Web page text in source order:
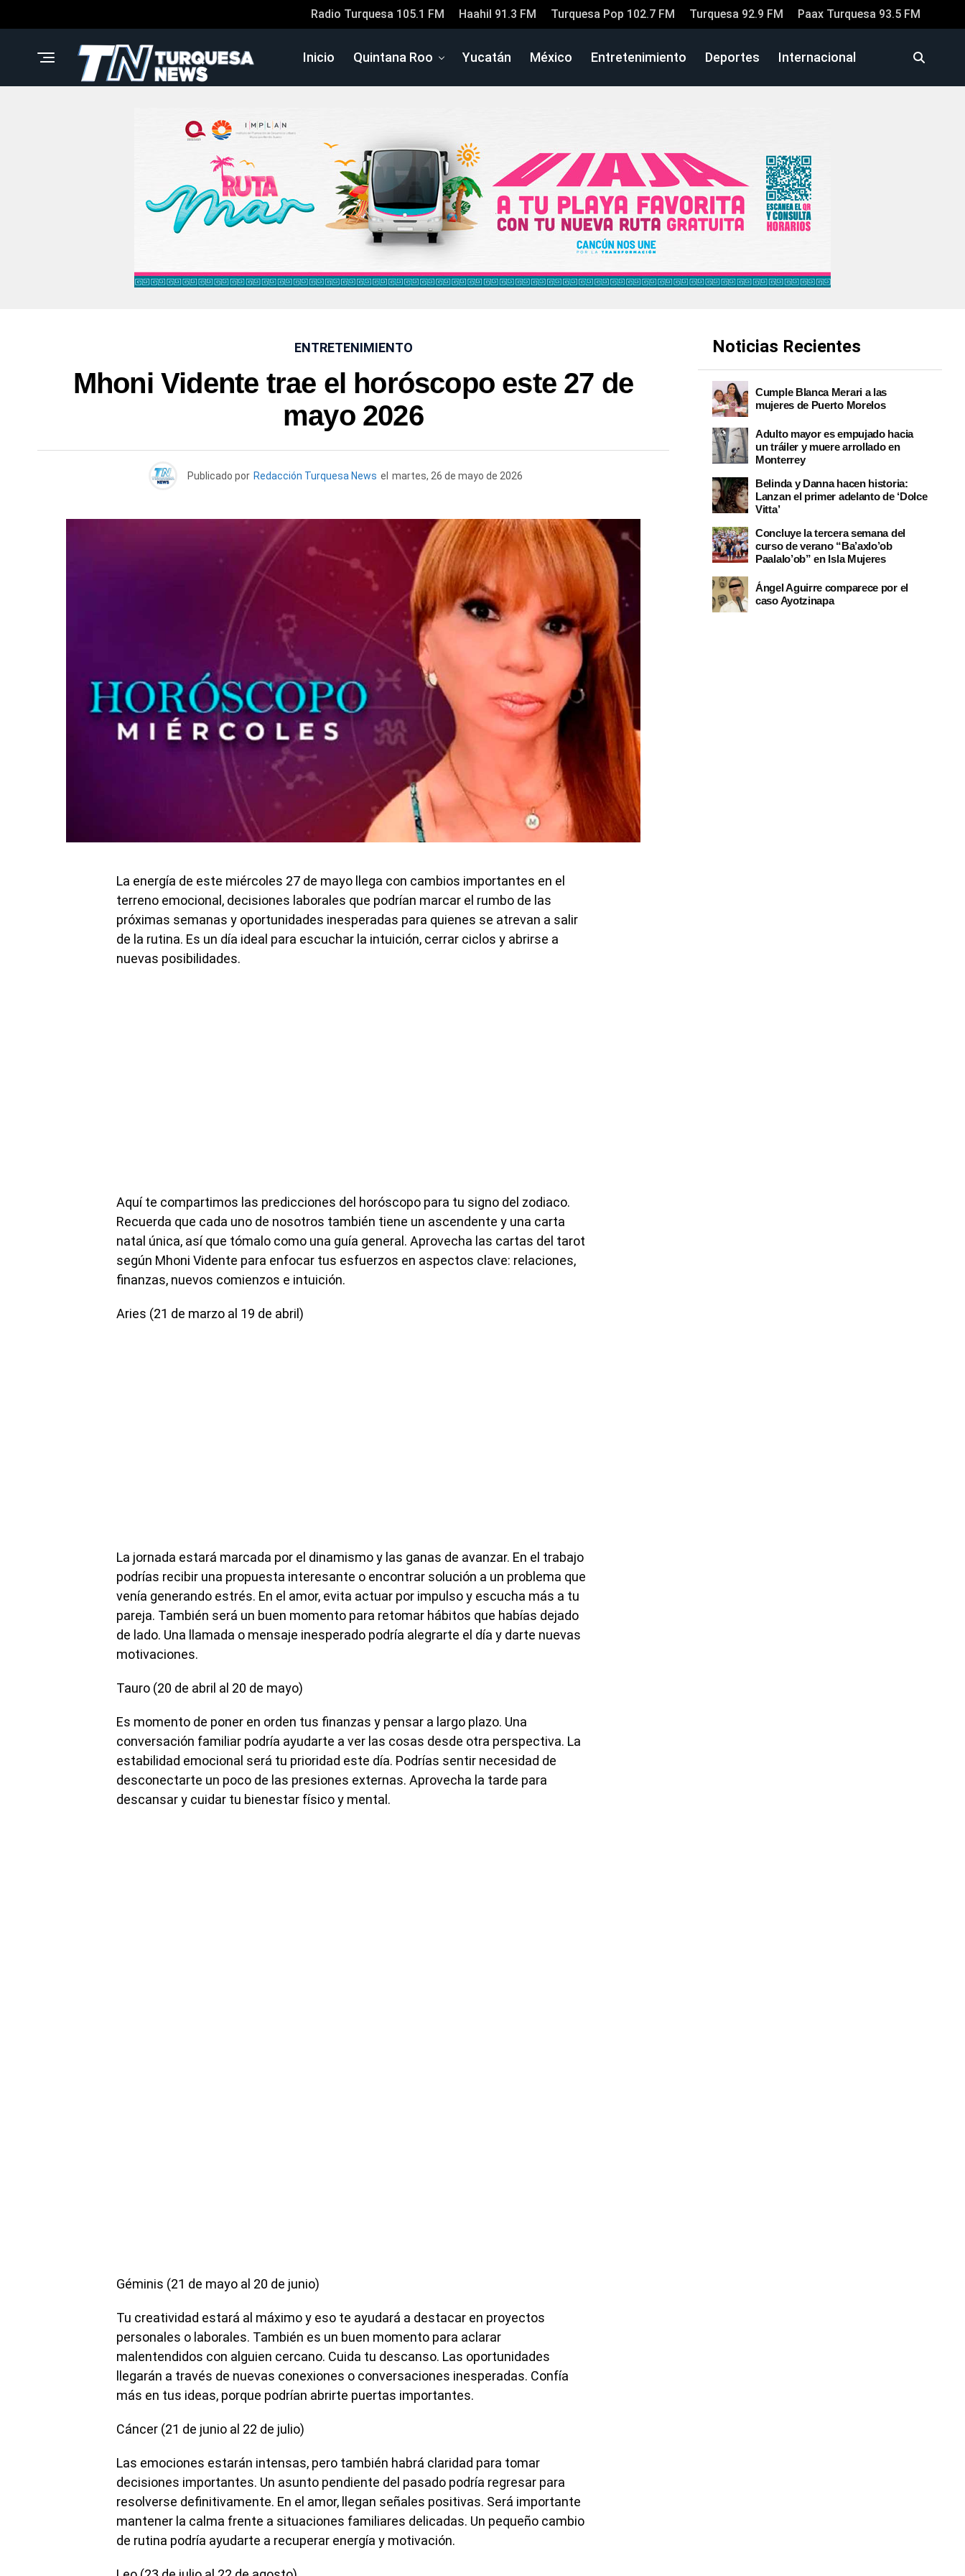
Radio Turquesa 105.1 FM Haahil 91.3 FM Turquesa Pop 102.7 FM Turquesa 92.9 FM Paax Turquesa 93.5 FM
Inicio Quintana Roo Yucatán México Entretenimiento Deportes Internacional
ENTRETENIMIENTO
Mhoni Vidente trae el horóscopo este 27 de
mayo 2026
Publicado por Redacción Turquesa News el martes, 26 de mayo de 2026
La energía de este miércoles 27 de mayo llega con cambios importantes en el
terreno emocional, decisiones laborales que podrían marcar el rumbo de las
próximas semanas y oportunidades inesperadas para quienes se atrevan a salir
de la rutina. Es un día ideal para escuchar la intuición, cerrar ciclos y abrirse a
nuevas posibilidades.
Aquí te compartimos las predicciones del horóscopo para tu signo del zodiaco.
Recuerda que cada uno de nosotros también tiene un ascendente y una carta
natal única, así que tómalo como una guía general. Aprovecha las cartas del tarot
según Mhoni Vidente para enfocar tus esfuerzos en aspectos clave: relaciones,
finanzas, nuevos comienzos e intuición.
Aries (21 de marzo al 19 de abril)
La jornada estará marcada por el dinamismo y las ganas de avanzar. En el trabajo
podrías recibir una propuesta interesante o encontrar solución a un problema que
venía generando estrés. En el amor, evita actuar por impulso y escucha más a tu
pareja. También será un buen momento para retomar hábitos que habías dejado
de lado. Una llamada o mensaje inesperado podría alegrarte el día y darte nuevas
motivaciones.
Tauro (20 de abril al 20 de mayo)
Es momento de poner en orden tus finanzas y pensar a largo plazo. Una
conversación familiar podría ayudarte a ver las cosas desde otra perspectiva. La
estabilidad emocional será tu prioridad este día. Podrías sentir necesidad de
desconectarte un poco de las presiones externas. Aprovecha la tarde para
descansar y cuidar tu bienestar físico y mental.
Géminis (21 de mayo al 20 de junio)
Tu creatividad estará al máximo y eso te ayudará a destacar en proyectos
personales o laborales. También es un buen momento para aclarar
malentendidos con alguien cercano. Cuida tu descanso. Las oportunidades
llegarán a través de nuevas conexiones o conversaciones inesperadas. Confía
más en tus ideas, porque podrían abrirte puertas importantes.
Cáncer (21 de junio al 22 de julio)
Las emociones estarán intensas, pero también habrá claridad para tomar
decisiones importantes. Un asunto pendiente del pasado podría regresar para
resolverse definitivamente. En el amor, llegan señales positivas. Será importante
mantener la calma frente a situaciones familiares delicadas. Un pequeño cambio
de rutina podría ayudarte a recuperar energía y motivación.
Noticias Recientes
Cumple Blanca Merari a las
mujeres de Puerto Morelos
Adulto mayor es empujado hacia
un tráiler y muere arrollado en
Monterrey
Belinda y Danna hacen historia:
Lanzan el primer adelanto de ‘Dolce
Vitta’
Concluye la tercera semana del
curso de verano “Ba’axlo’ob
Paalalo’ob” en Isla Mujeres
Ángel Aguirre comparece por el
caso Ayotzinapa